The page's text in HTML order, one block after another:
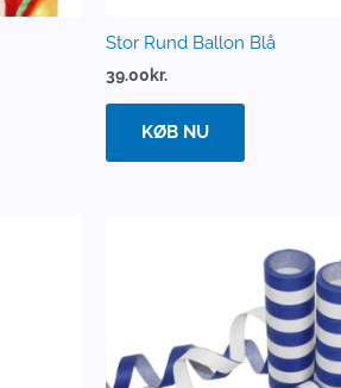
Stor Rund Ballon Blå
39.00kr.
KØB NU